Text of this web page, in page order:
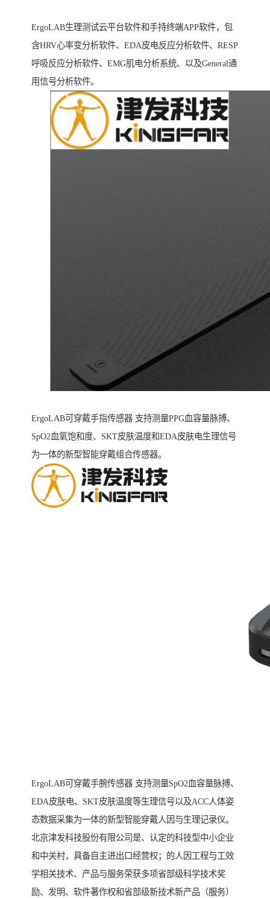
ErgoLAB生理测试云平台软件和手持终端APP软件，包
含HRV心率变分析软件、EDA皮电反应分析软件、RESP
呼吸反应分析软件、EMG肌电分析系统、以及General通
用信号分析软件。
ErgoLAB可穿戴手指传感器 支持测量PPG血容量脉搏、
SpO2血氧饱和度、SKT皮肤温度和EDA皮肤电生理信号
为一体的新型智能穿戴组合传感器。
ErgoLAB可穿戴手腕传感器 支持测量SpO2血容量脉搏、
EDA皮肤电、SKT皮肤温度等生理信号以及ACC人体姿
态数据采集为一体的新型智能穿戴人因与生理记录仪。
北京津发科技股份有限公司是、认定的科技型中小企业
和中关村，具备自主进出口经营权；的人因工程与工效
学相关技术、产品与服务荣获多项省部级科学技术奖
励、发明、软件著作权和省部级新技术新产品（服务）